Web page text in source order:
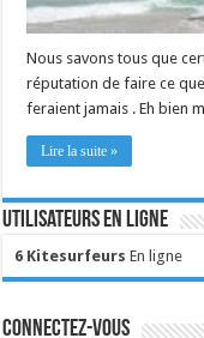
Nous savons tous que
réputation de faire ce
feraient jamais . Eh bien
Lire la suite »
Utilisateurs en ligne
6 Kitesurfeurs En ligne
Connectez-vous